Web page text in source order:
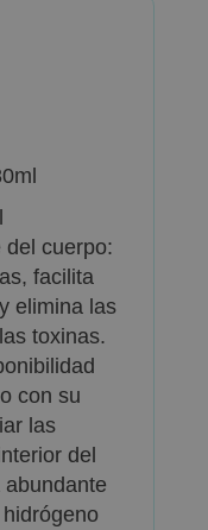
del cuerpo:
facilita
elimina las
toxinas.
con su
las
del